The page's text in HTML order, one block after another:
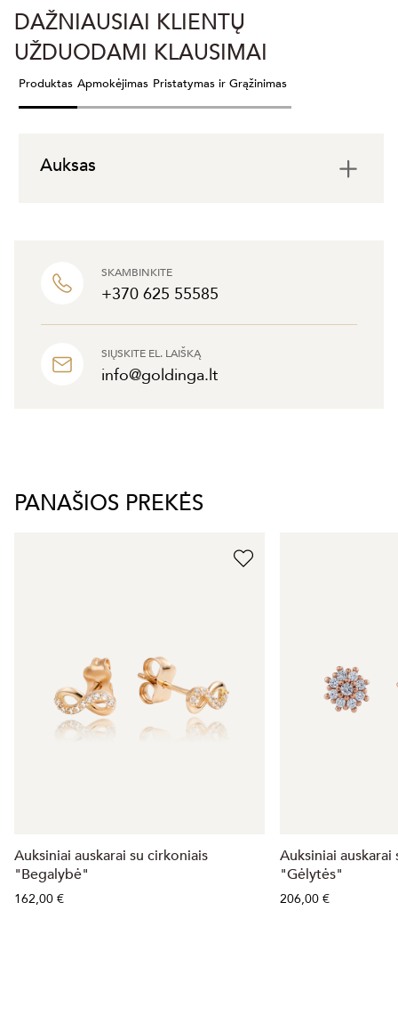
SKAMBINKITE
+370 625 55585
SIŲSKITE EL. LAIŠKĄ
info@goldinga.lt
DAŽNIAUSIAI KLIENTŲ
UŽDUODAMI KLAUSIMAI
Produktas Apmokėjimas Pristatymas ir Grąžinimas
Auksas
PANAŠIOS PREKĖS
Auksiniai auskarai su cirkoniais
"Begalybė"
162,00 €
Auksiniai auskarai
"Gėlytės"
206,00 €